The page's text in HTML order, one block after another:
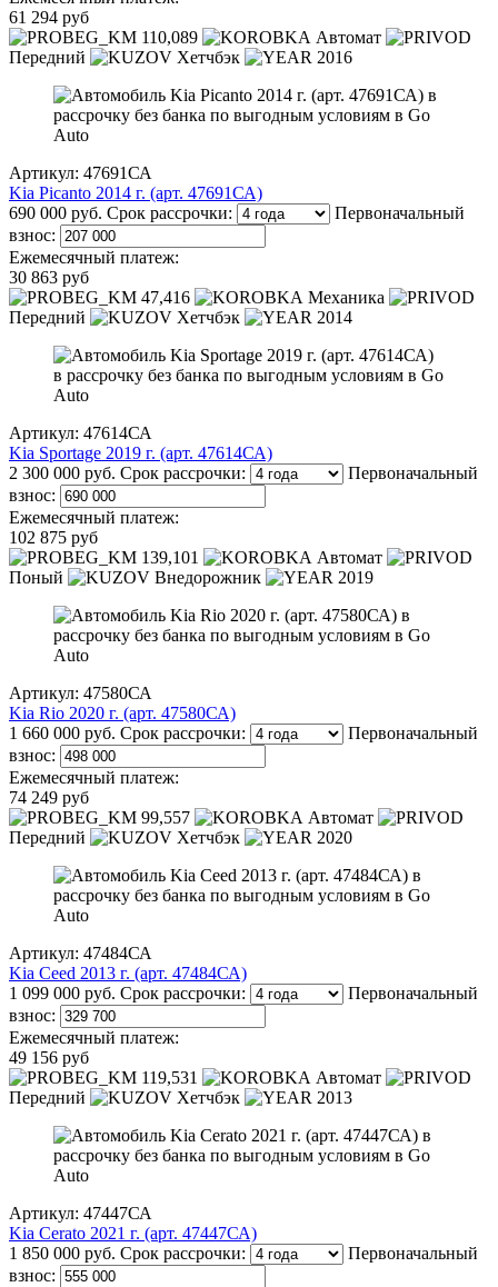
61 294 руб
110,089
Автомат
Передний
Хетчбэк 2016
Артикул: 47691СА
Kia Picanto 2014 г. (арт. 47691СА)
690 000 руб. Срок рассрочки:
Первоначальный
взнос:
Ежемесячный платеж:
30 863 руб
47,416
Механика
Передний
Хетчбэк 2014
Артикул: 47614СА
Kia Sportage 2019 г. (арт. 47614СА)
2 300 000 руб. Срок рассрочки:
Первоначальный
взнос:
Ежемесячный платеж:
102 875 руб
139,101
Автомат
Поный
Внедорожник 2019
Артикул: 47580СА
Kia Rio 2020 г. (арт. 47580СА)
1 660 000 руб. Срок рассрочки:
Первоначальный
взнос:
Ежемесячный платеж:
74 249 руб
99,557
Автомат
Передний
Хетчбэк 2020
Артикул: 47484СА
Kia Ceed 2013 г. (арт. 47484СА)
1 099 000 руб. Срок рассрочки:
Первоначальный
взнос:
Ежемесячный платеж:
49 156 руб
119,531
Автомат
Передний
Хетчбэк 2013
Артикул: 47447СА
Kia Cerato 2021 г. (арт. 47447СА)
1 850 000 руб. Срок рассрочки:
Первоначальный
взнос: